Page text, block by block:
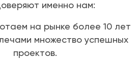
именно нам:
на рынке более 10 лет
множество успешных
проектов.